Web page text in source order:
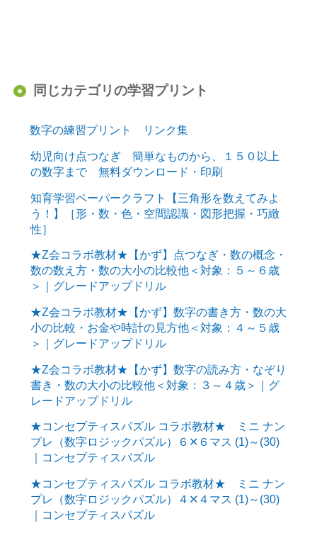
同じカテゴリの学習プリント
数字の練習プリント リンク集
幼児向け点つなぎ 簡単なものから、１５０以上
の数字まで 無料ダウンロード・印刷
知育学習ペーパークラフト【三角形を数えてみよ
う！】［形・数・色・空間認識・図形把握・巧緻
性］
★Z会コラボ教材★【かず】点つなぎ・数の概念・
数の数え方・数の大小の比較他＜対象：５～６歳
＞｜グレードアップドリル
★Z会コラボ教材★【かず】数字の書き方・数の大
小の比較・お金や時計の見方他＜対象：４～５歳
＞｜グレードアップドリル
★Z会コラボ教材★【かず】数字の読み方・なぞり
書き・数の大小の比較他＜対象：３～４歳＞｜グ
レードアップドリル
★コンセプティスパズル コラボ教材★ ミニ ナン
プレ（数字ロジックパズル）６✕６マス (1)～(30)
｜コンセプティスパズル
★コンセプティスパズル コラボ教材★ ミニ ナン
プレ（数字ロジックパズル）４✕４マス (1)～(30)
｜コンセプティスパズル